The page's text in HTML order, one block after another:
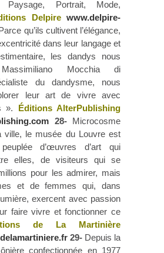
Portrait, Mode,
Delpire www.delpire-
qu’ils cultivent l’élégance,
dans leur langage et
les dandys nous
Massimiliano Mocchia di
du dandysme, nous
leur art de vivre avec
». Éditions AlterPublishing
28-Microcosme
le musée du Louvre est
d’œuvres d’art qui
elles, de visiteurs qui se
pour les admirer, mais
et de femmes qui, dans
exercent avec passion
faire vivre et fonctionner ce
de La Martinière
29- Depuis la
confectionnée en 1977